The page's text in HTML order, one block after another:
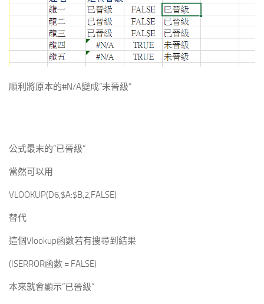
順利將原本的#N/A變成”未晉級”
公式最末的”已晉級”
當然可以用
VLOOKUP(D6,$A:$B,2,FALSE)
替代
這個Vlookup函數若有搜尋到結果
(ISERROR函數 = FALSE)
本來就會顯示”已晉級”